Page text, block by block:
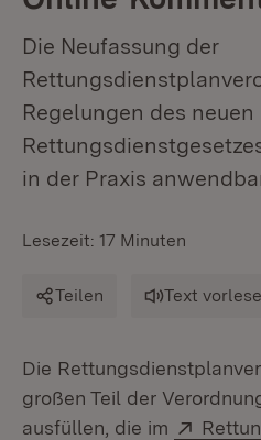
Die Neufassung der
Regelungen des neuen
in der Praxis
Lesezeit: 17 Minuten
Teilen Text
Die
großen Teil der
ausfüllen, die im